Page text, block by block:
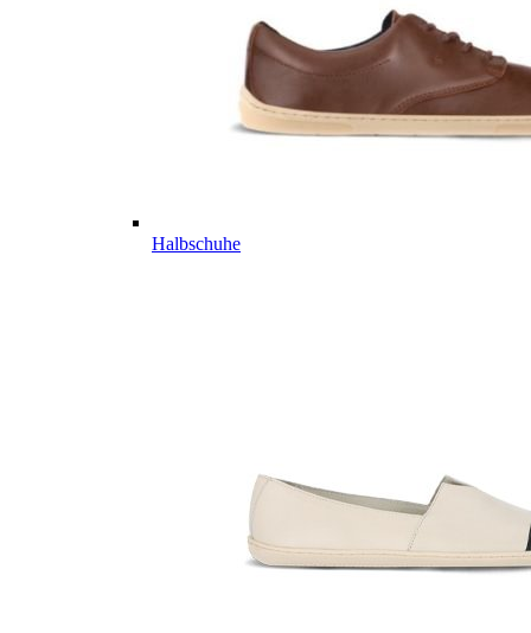
Halbschuhe